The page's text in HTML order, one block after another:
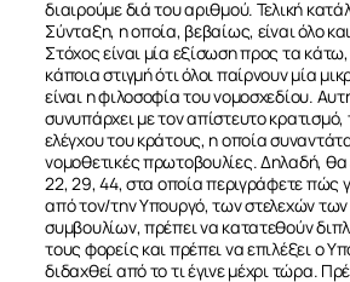
διαιρούμε διά του αριθμού. Τελική
Σύνταξη, η οποία, βεβαίως, είναι όλο
Στόχος είναι μία εξίσωση προς τα
κάποια στιγμή ότι όλοι παίρνουν μία
είναι η φιλοσοφία του νομοσχεδίου.
συνυπάρχει με τον απίστευτο κρατισμό,
ελέγχου του κράτους, η οποία
νομοθετικές πρωτοβουλίες. Δηλαδή,
22, 29, 44, στα οποία περιγράφετε πώς
από τον/την Υπουργό, των στελεχών των
συμβουλίων, πρέπει να κατατεθούν
τους φορείς και πρέπει να επιλέξει ο
διδαχθεί από το τι έγινε μέχρι τώρα.